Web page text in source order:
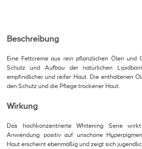
Beschreibung
Eine Fettcreme aus rein pflanzlichen Ölen und
Schutz und Aufbau der natürlichen
empfindlicher und reifer Haut. Die enthaltenen
den Schutz und die Pflege trockener Haut.
Wirkung
Das hochkonzentrierte Whitening Serie
Anwendung positiv auf unschöne
Haut erscheint ebenmäßig und zeigt sich